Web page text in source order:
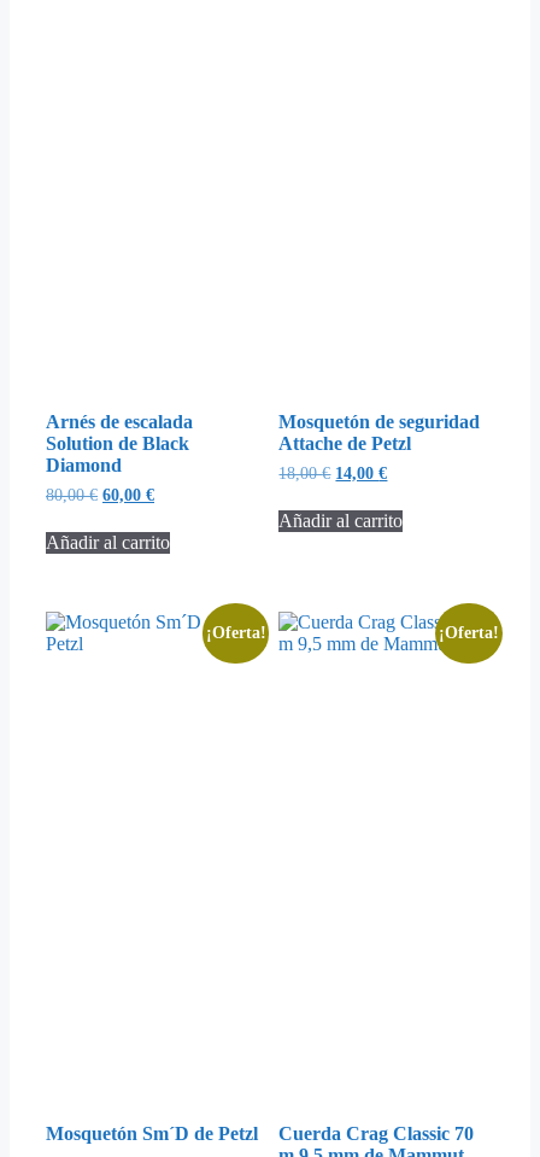
Arnés de escalada
Solution de Black
Diamond
80,00€ 60,00 €
Añadir al carrito
Mosquetón de seguridad
Attache de Petzl
18,00€ 14,00€
Añadir al carrito
¡Oferta!
Mosquetón Sm´D de Petzl
¡Oferta!
Cuerda Crag Classic 70